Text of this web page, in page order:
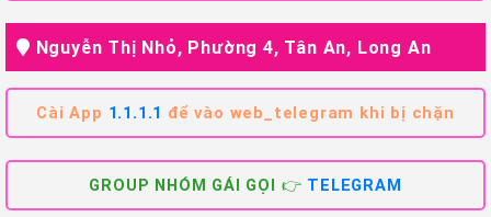
Nguyễn Thị Nhỏ, Phường 4, Tân An, Long An
Cài App 1.1.1.1 để vào web_telegram khi bị chặn
GROUP NHÓM GÁI GỌI 👉 TELEGRAM